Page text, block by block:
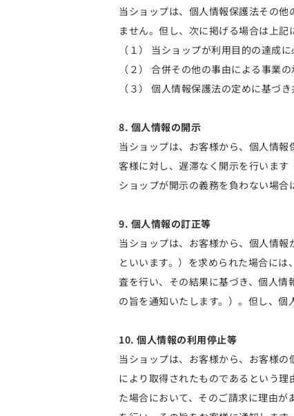
当ショップは、個人情報保護法その
ません。但し、次に掲げる場合は上記
（１） 当ショップが利用目的の達成
（２） 合併その他の事由による事業
（３） 個人情報保護法の定めに基づ
8. 個人情報の開示
当ショップは、お客様から、個人情
客様に対し、遅滞なく開示を行いま
ショップが開示の義務を負わない場合
9. 個人情報の訂正等
当ショップは、お客様から、個人情報
といいます。）を求められた場合に
査を行い、その結果に基づき、個人
の旨を通知いたします。）。但し、個
10. 個人情報の利用停止等
当ショップは、お客様から、お客様
により取得されたものであるという
た場合において、そのご請求に理由